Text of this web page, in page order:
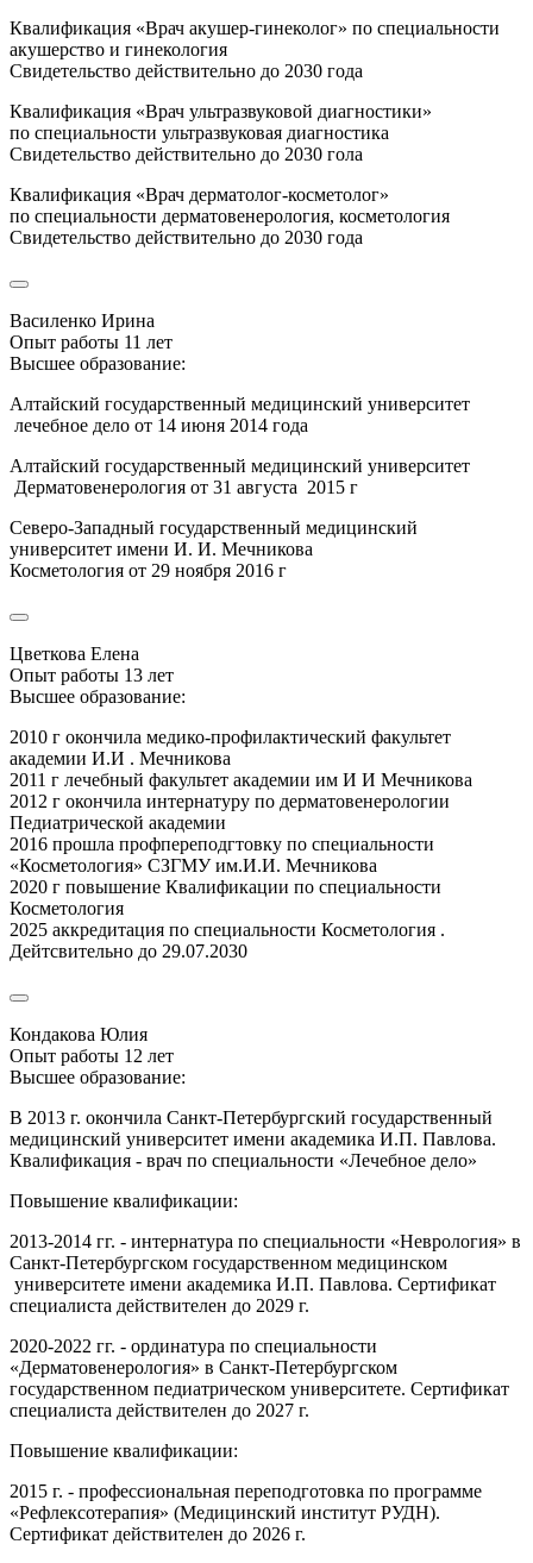
Квалификация «Врач акушер-гинеколог» по специальности
акушерство и гинекология
Свидетельство действительно до 2030 года
Квалификация «Врач ультразвуковой диагностики»
по специальности ультразвуковая диагностика
Свидетельство действительно до 2030 гола
Квалификация «Врач дерматолог-косметолог»
по специальности дерматовенерология, косметология
Свидетельство действительно до 2030 года
Василенко Ирина
Опыт работы 11 лет
Высшее образование:
Алтайский государственный медицинский университет
лечебное дело от 14 июня 2014 года
Алтайский государственный медицинский университет
Дерматовенерология от 31 августа 2015 г
Северо-Западный государственный медицинский
университет имени И. И. Мечникова
Косметология от 29 ноября 2016 г
Цветкова Елена
Опыт работы 13 лет
Высшее образование:
2010 г окончила медико-профилактический факультет
академии И.И . Мечникова
2011 г лечебный факультет академии им И И Мечникова
2012 г окончила интернатуру по дерматовенерологии
Педиатрической академии
2016 прошла профпереподгтовку по специальности
«Косметология» СЗГМУ им.И.И. Мечникова
2020 г повышение Квалификации по специальности
Косметология
2025 аккредитация по специальности Косметология .
Дейтсвительно до 29.07.2030
Кондакова Юлия
Опыт работы 12 лет
Высшее образование:
В 2013 г. окончила Санкт-Петербургский государственный
медицинский университет имени академика И.П. Павлова.
Квалификация - врач по специальности «Лечебное дело»
Повышение квалификации:
2013-2014 гг. - интернатура по специальности «Неврология» в
Санкт-Петербургском государственном медицинском
университете имени академика И.П. Павлова. Сертификат
специалиста действителен до 2029 г.
2020-2022 гг. - ординатура по специальности
«Дерматовенерология» в Санкт-Петербургском
государственном педиатрическом университете. Сертификат
специалиста действителен до 2027 г.
Повышение квалификации:
2015 г. - профессиональная переподготовка по программе
«Рефлексотерапия» (Медицинский институт РУДН).
Сертификат действителен до 2026 г.